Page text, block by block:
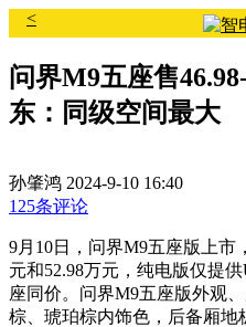
<
问界M9五座售
东：同级空间最大
孙肇鸿 2024-9-10 16:40
125条评论
9月10日，问界M9五座版上市
元和52.98万元，纯电版仅提
座同价。问界M9五座版外观
棕、琥珀棕内饰色 ，后备厢